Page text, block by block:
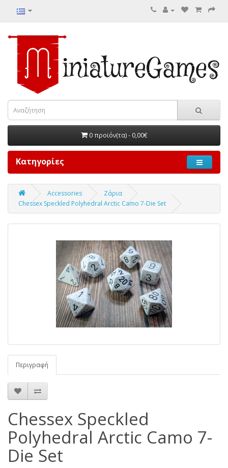
0 προϊόν(τα) - 0,00€
Κατηγορίες
Accessories
Ζάρια
Chessex Speckled Polyhedral Arctic Camo 7-Die Set
Περιγραφή
Chessex Speckled
Polyhedral Arctic Camo 7-
Die Set